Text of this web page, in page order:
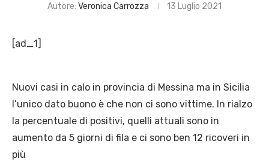
Autore: Veronica Carrozza 13 Luglio 2021
[ad_1]
Nuovi casi in calo in provincia di Messina ma in Sicilia
l’unico dato buono è che non ci sono vittime. In rialzo
la percentuale di positivi, quelli attuali sono in
aumento da 5 giorni di fila e ci sono ben 12 ricoveri in
più